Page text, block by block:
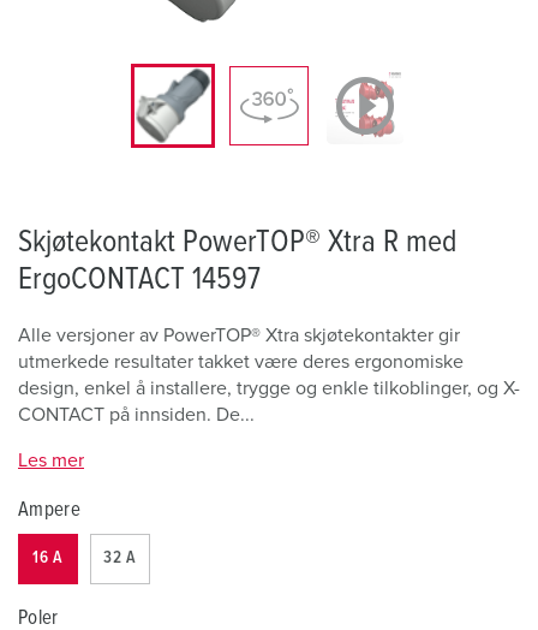
Skjøtekontakt PowerTOP® Xtra R med
ErgoCONTACT 14597
Alle versjoner av PowerTOP® Xtra skjøtekontakter gir
utmerkede resultater takket være deres ergonomiske
design, enkel å installere, trygge og enkle tilkoblinger, og X-
CONTACT på innsiden. De...
Les mer
Ampere
16 A 32 A
Poler